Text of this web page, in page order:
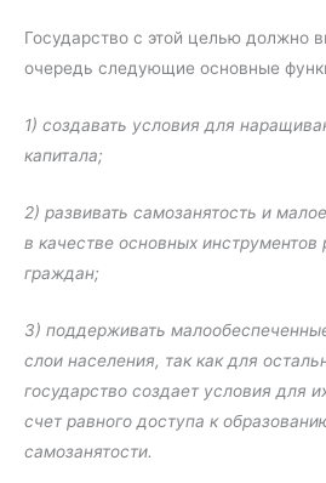
Государство с этой целью должно
очередь следующие основные
1) создавать условия для
капитала;
2) развивать самозанятость и
в качестве основных инструментов
граждан;
3) поддерживать
слои населения, так как для
государство создает условия для
счет равного доступа к
самозанятости.